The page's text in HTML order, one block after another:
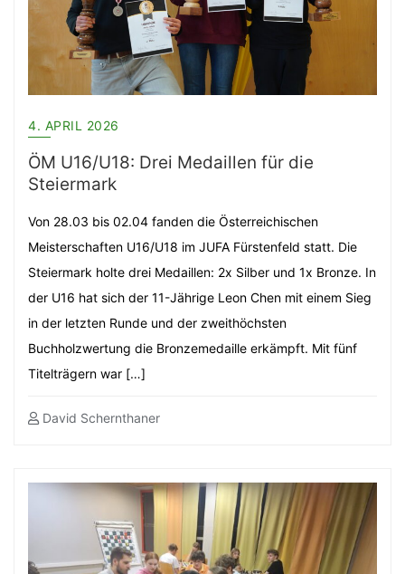
4. APRIL 2026
ÖM U16/U18: Drei Medaillen für die
Steiermark
Von 28.03 bis 02.04 fanden die Österreichischen
Meisterschaften U16/U18 im JUFA Fürstenfeld statt. Die
Steiermark holte drei Medaillen: 2x Silber und 1x Bronze. In
der U16 hat sich der 11-Jährige Leon Chen mit einem Sieg
in der letzten Runde und der zweithöchsten
Buchholzwertung die Bronzemedaille erkämpft. Mit fünf
Titelträgern war […]
David Schernthaner